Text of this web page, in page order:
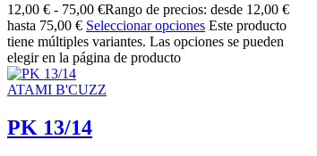
12,00 € - 75,00 €Rango de precios: desde 12,00 €
hasta 75,00 € Seleccionar opciones Este producto
tiene múltiples variantes. Las opciones se pueden
elegir en la página de producto
ATAMI B'CUZZ
PK 13/14